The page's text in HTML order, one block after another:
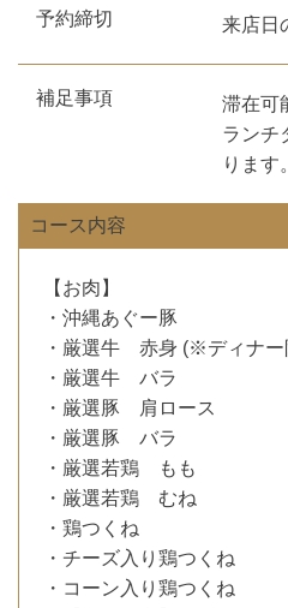
予約締切 来店日
補足事項
滞在可
ランチ
ります。
コース内容
【お肉】
・沖縄あぐー豚
・厳選牛 赤身 (※ディナー
・厳選牛 バラ
・厳選豚 肩ロース
・厳選豚 バラ
・厳選若鶏 もも
・厳選若鶏 むね
・鶏つくね
・チーズ入り鶏つくね
・コーン入り鶏つくね